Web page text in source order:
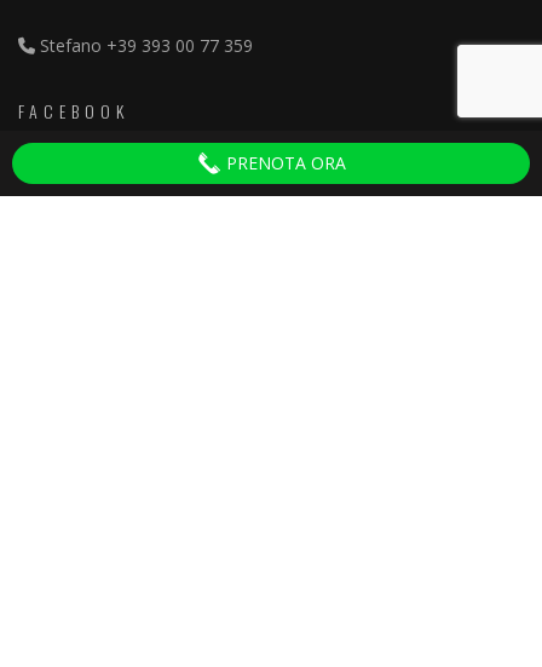
Stefano +39 393 00 77 359
FACEBOOK
Discoteche Pisa
PRENOTA ORA